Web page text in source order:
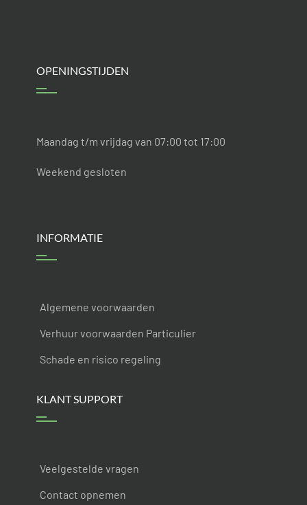
OPENINGSTIJDEN
Maandag t/m vrijdag van 07:00 tot 17:00
Weekend gesloten
INFORMATIE
Algemene voorwaarden
Verhuur voorwaarden Particulier
Schade en risico regeling
KLANT SUPPORT
Veelgestelde vragen
Contact opnemen